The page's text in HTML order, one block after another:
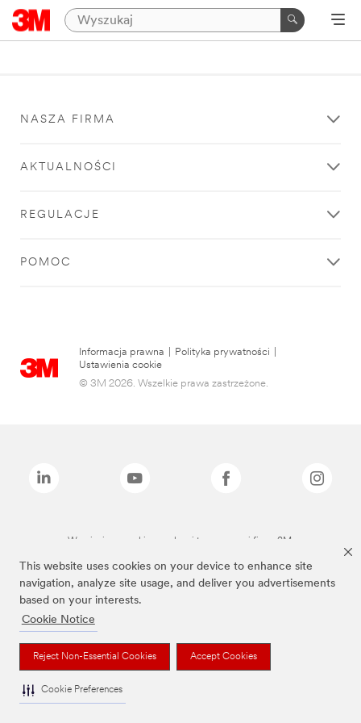
This website uses cookies on your device to enhance site
navigation, analyze site usage, and deliver you advertisements
based on your interests.
Cookie Notice
Reject Non-Essential Cookies Accept Cookies
Cookie Preferences
NASZA FIRMA
AKTUALNOŚCI
REGULACJE
POMOC
Informacja prawna Polityka prywatności
Ustawienia cookie
© 3M 2026. Wszelkie prawa zastrzeżone.
Wymienione marki są znakami towarowymi firmy 3M.